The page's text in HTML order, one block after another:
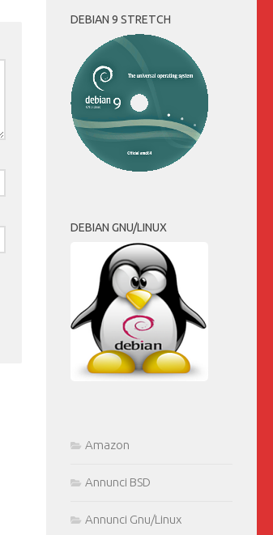
DEBIAN 9 STRETCH
DEBIAN GNU/LINUX
Amazon
Annunci BSD
Annunci Gnu/Linux